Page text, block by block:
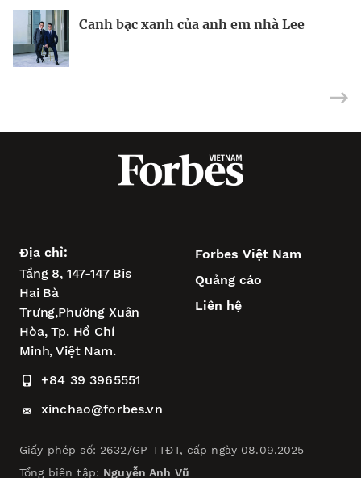
Canh bạc xanh của anh em nhà Lee
BRANDCONNECT | Brand Contributor
Nhà sáng lập 25 tuổi và tham vọng lật
Địa chỉ:
Tầng 8, 147-147 Bis
Hai Bà
Trưng,Phường Xuân
Hòa,Tp. Hồ Chí
Minh, Việt Nam.
+84 39 3965551
xinchao@forbes.vn
Forbes Việt Nam
Quảng cáo
Liên hệ
Giấy phép số: 2632/GP-TTĐT, cấp ngày 08.09.2025
Tổng biên tập: Nguyễn Anh Vũ